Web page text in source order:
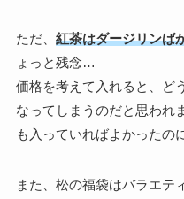
ただ、 紅茶はダージリンば
ょっと残念…
価格を考えて入れると、ど
なってしまうのだと思われ
も入っていればよかったの
また、松の福袋はバラエテ